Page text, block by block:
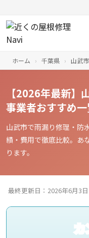
ホーム › 千葉県 › 山武市
【2026年最新】
事業者おすすめ
山武市で雨漏り修理・防
績・費用で徹底比較。あ
ります。
最終更新日：2026年6月3日
カ